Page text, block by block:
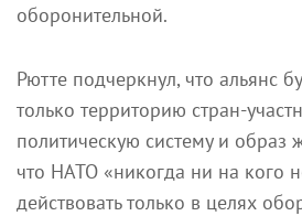
оборонительной.
Рютте подчеркнул, что альянс
только территорию стран-
политическую систему и образ
что НАТО «никогда ни на кого
действовать только в целях